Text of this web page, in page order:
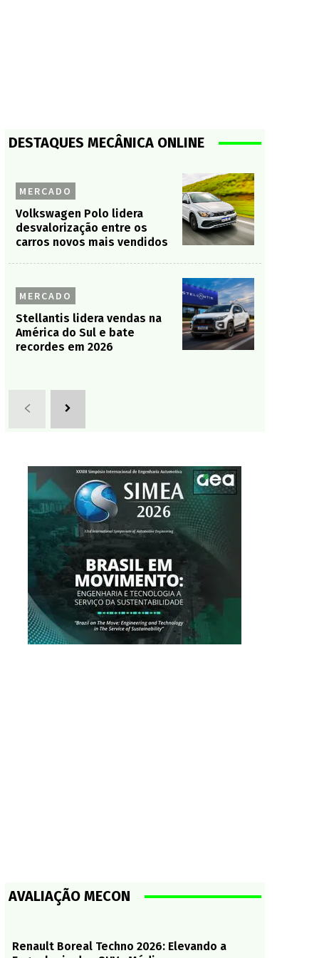
DESTAQUES MECÂNICA ONLINE
MERCADO
Volkswagen Polo lidera
desvalorização entre os
carros novos mais vendidos
MERCADO
Stellantis lidera vendas na
América do Sul e bate
recordes em 2026
AVALIAÇÃO MECON
Renault Boreal Techno 2026: Elevando a